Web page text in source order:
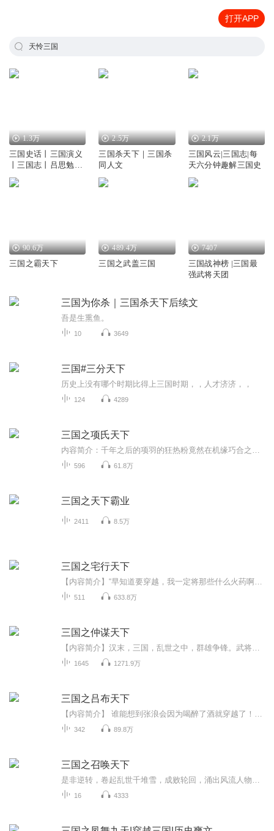
打开APP
天怜三国
1.3万
三国史话丨三国演义
丨三国志丨吕思勉丨
易中天讲三国
2.5万
三国杀天下｜三国杀
同人文
2.1万
三国风云|三国志|每
天六分钟趣解三国史
90.6万
三国之霸天下
489.4万
三国之武盖三国
7407
三国战神榜 |三国最
强武将天团
三国为你杀｜三国杀天下后续文
吾是生熏鱼。
10 3649
三国#三分天下
历史上没有哪个时期比得上三国时期，，人才济济，，
124 4289
三国之项氏天下
596 61.8万
三国之天下霸业
2411 8.5万
三国之宅行天下
511 633.8万
三国之仲谋天下
1645 1271.9万
三国之吕布天下
342 89.8万
三国之召唤天下
16 4333